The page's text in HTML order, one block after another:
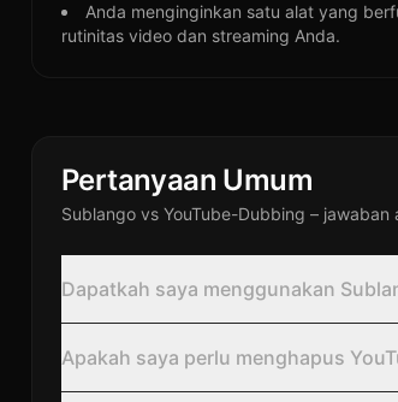
Anda menginginkan satu alat yang
rutinitas video dan streaming Anda.
Pertanyaan Umum
Sublango vs YouTube-Dubbing –
Dapatkah saya menggunakan
Apakah saya perlu menghapus